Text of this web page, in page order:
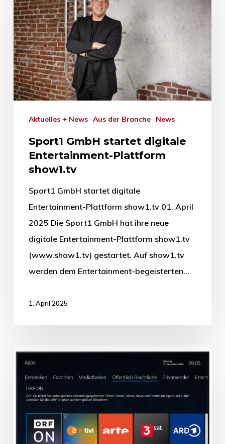
Aktuelles + News Aus der Branche News
Sport1 GmbH startet digitale
Entertainment-Plattform
show1.tv
Sport1 GmbH startet digitale
Entertainment-Plattform show1.tv 01. April
2025 Die Sport1 GmbH hat ihre neue
digitale Entertainment-Plattform show1.tv
(www.show1.tv) gestartet. Auf show1.tv
werden dem Entertainment-begeisterten…
1. April 2025